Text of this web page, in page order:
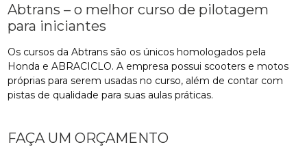
Abtrans – o melhor curso de pilotagem
para iniciantes
Os cursos da Abtrans são os únicos homologados pela
Honda e ABRACICLO. A empresa possui scooters e motos
próprias para serem usadas no curso, além de contar com
pistas de qualidade para suas aulas práticas.
FAÇA UM ORÇAMENTO